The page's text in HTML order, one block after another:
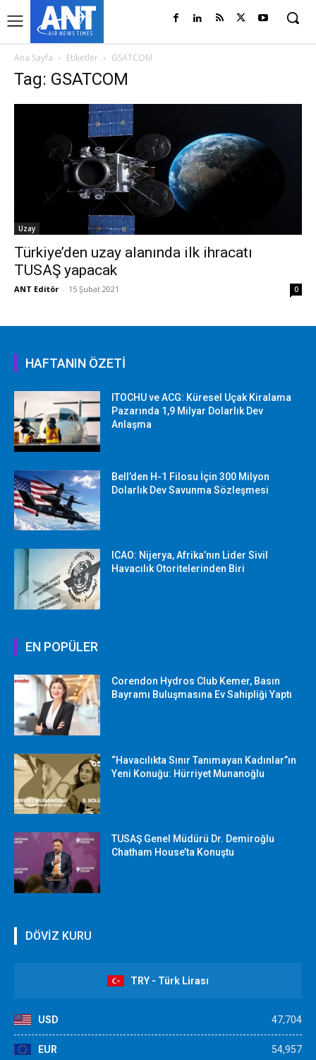
Ana Sayfa Etiketler GSATCOM
Tag: GSATCOM
Uzay
Türkiye’den uzay alanında ilk ihracatı
TUSAŞ yapacak
ANT Editör - 15 Şubat 2021 0
HAFTANIN ÖZETİ
ITOCHU ve ACG: Küresel Uçak Kiralama
Pazarında 1,9 Milyar Dolarlık Dev
Anlaşma
Bell’den H-1 Filosu İçin 300 Milyon
Dolarlık Dev Savunma Sözleşmesi
ICAO: Nijerya, Afrika’nın Lider Sivil
Havacılık Otoritelerinden Biri
EN POPÜLER
Corendon Hydros Club Kemer, Basın
Bayramı Buluşmasına Ev Sahipliği Yaptı
“Havacılıkta Sınır Tanımayan Kadınlar”ın
Yeni Konuğu: Hürriyet Munanoğlu
TUSAŞ Genel Müdürü Dr. Demiroğlu
Chatham House’ta Konuştu
DÖVİZ KURU
TRY - Türk Lirası
USD 47,704
EUR 54,957